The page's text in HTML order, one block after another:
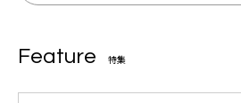
Feature 特集